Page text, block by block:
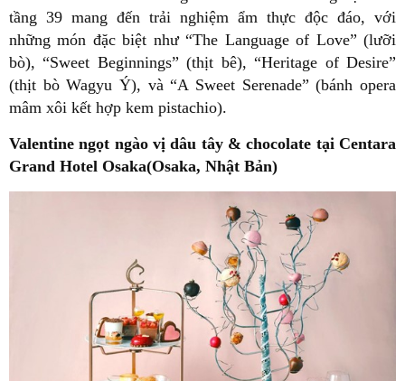
tầng 39 mang đến trải nghiệm ẩm thực độc đáo, với
những món đặc biệt như “The Language of Love” (lưỡi
bò), “Sweet Beginnings” (thịt bê), “Heritage of Desire”
(thịt bò Wagyu Ý), và “A Sweet Serenade” (bánh opera
mâm xôi kết hợp kem pistachio).
Valentine ngọt ngào vị dâu tây & chocolate tại Centara
Grand Hotel Osaka(Osaka, Nhật Bản)